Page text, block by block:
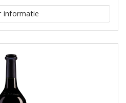
informatie